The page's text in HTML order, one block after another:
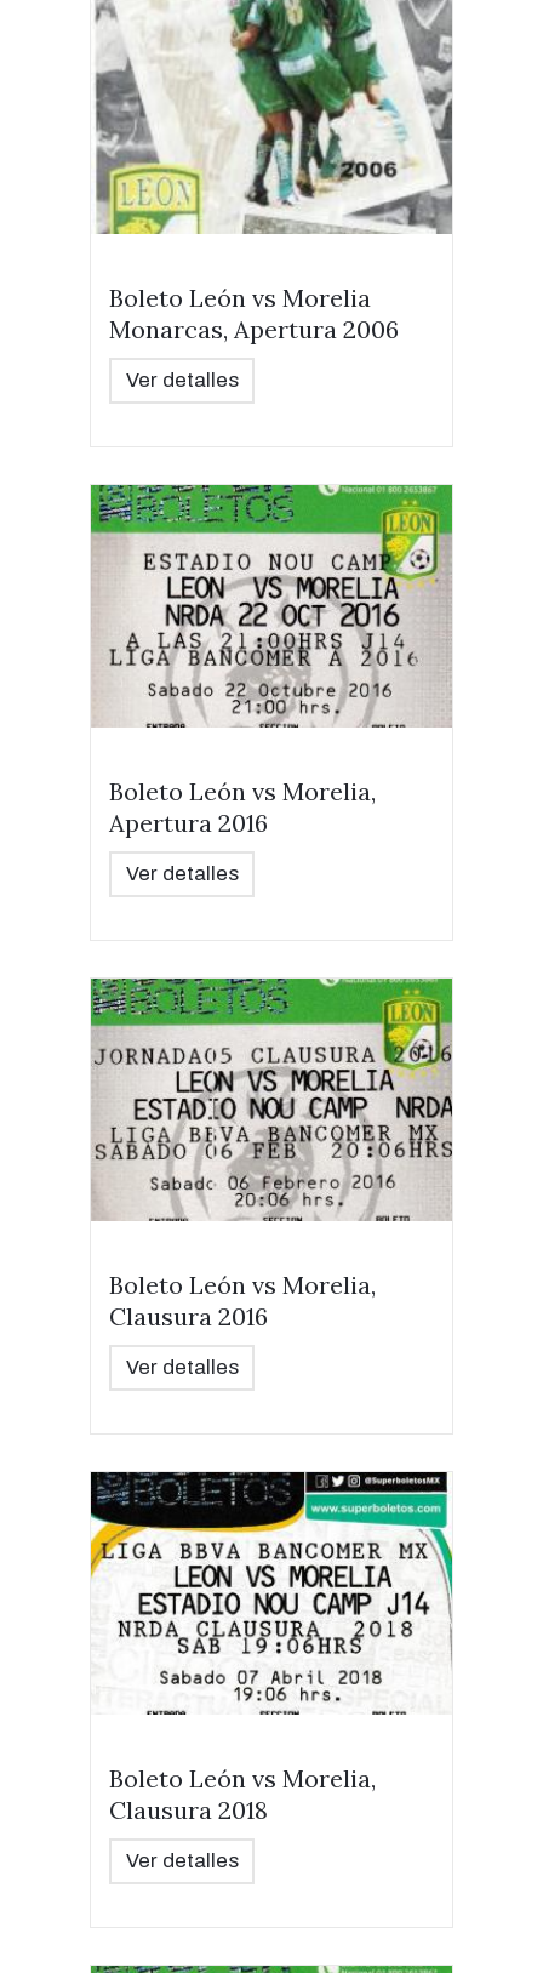
Boleto León vs Morelia
Monarcas, Apertura 2006
Ver detalles
Boleto León vs Morelia,
Apertura 2016
Ver detalles
Boleto León vs Morelia,
Clausura 2016
Ver detalles
Boleto León vs Morelia,
Clausura 2018
Ver detalles